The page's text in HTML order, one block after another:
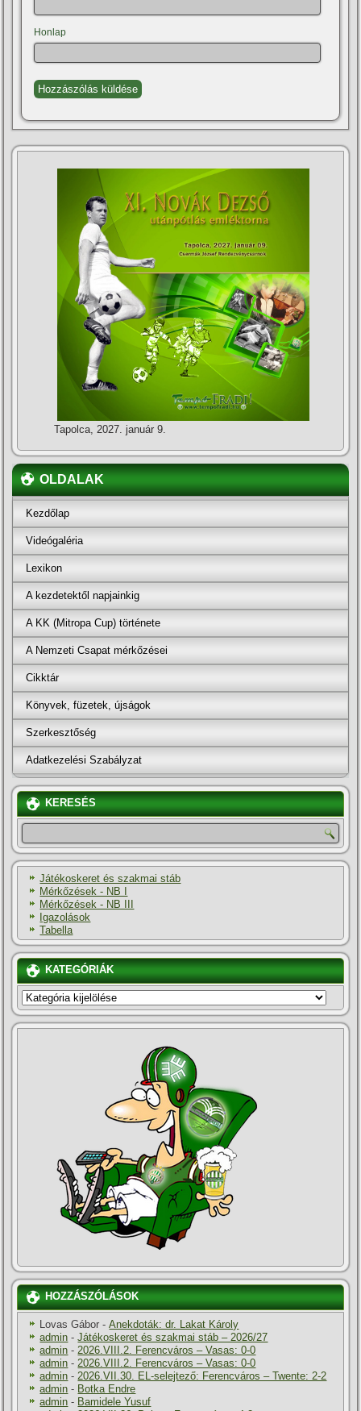
Honlap
Tapolca, 2027. január 9.
OLDALAK
Kezdőlap
Videógaléria
Lexikon
A kezdetektől napjainkig
A KK (Mitropa Cup) története
A Nemzeti Csapat mérkőzései
Cikktár
Könyvek, füzetek, újságok
Szerkesztőség
Adatkezelési Szabályzat
KERESÉS
Játékoskeret és szakmai stáb
Mérkőzések - NB I
Mérkőzések - NB III
Igazolások
Tabella
KATEGÓRIÁK
KATEGÓRIÁK
HOZZÁSZÓLÁSOK
Lovas Gábor -Anekdoták: dr. Lakat Károly
admin -Játékoskeret és szakmai stáb – 2026/27
admin -2026.VIII.2. Ferencváros – Vasas: 0-0
admin -2026.VIII.2. Ferencváros – Vasas: 0-0
admin -2026.VII.30. EL-selejtező: Ferencváros – Twente: 2-2
admin - Botka Endre
admin - Bamidele Yusuf